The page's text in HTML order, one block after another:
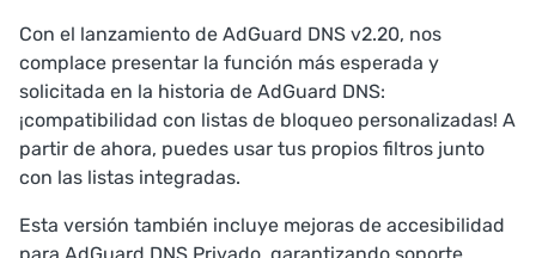
Con el lanzamiento de AdGuard DNS v2.20, nos
complace presentar la función más esperada y
solicitada en la historia de AdGuard DNS:
¡compatibilidad con listas de bloqueo personalizadas! A
partir de ahora, puedes usar tus propios filtros junto
con las listas integradas.
Esta versión también incluye mejoras de accesibilidad
para AdGuard DNS Privado, garantizando soporte